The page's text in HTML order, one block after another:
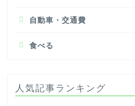
自動車・交通費
食べる
人気記事ランキング